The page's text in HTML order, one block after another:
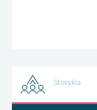
Stovykla